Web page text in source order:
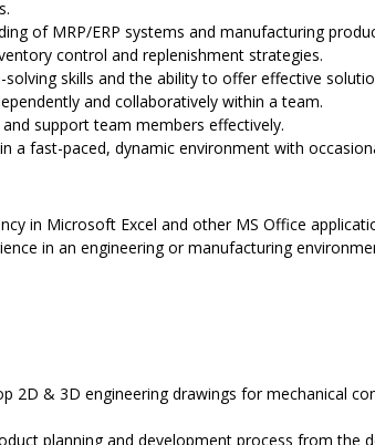
of MRP/ERP systems and manufacturing
control and replenishment strategies.
solving skills and the ability to offer effective
and collaboratively within a team.
support team members effectively.
a fast-paced, dynamic environment with
in Microsoft Excel and other MS Office
in an engineering or manufacturing
2D & 3D engineering drawings for mechanical
planning and development process from the